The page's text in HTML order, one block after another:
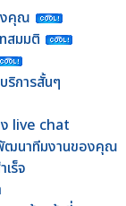
งคุณ
สมมติ
ริการสั้นๆ
ง live chat
ฒนาทีมงานของคุณ
ร็จ